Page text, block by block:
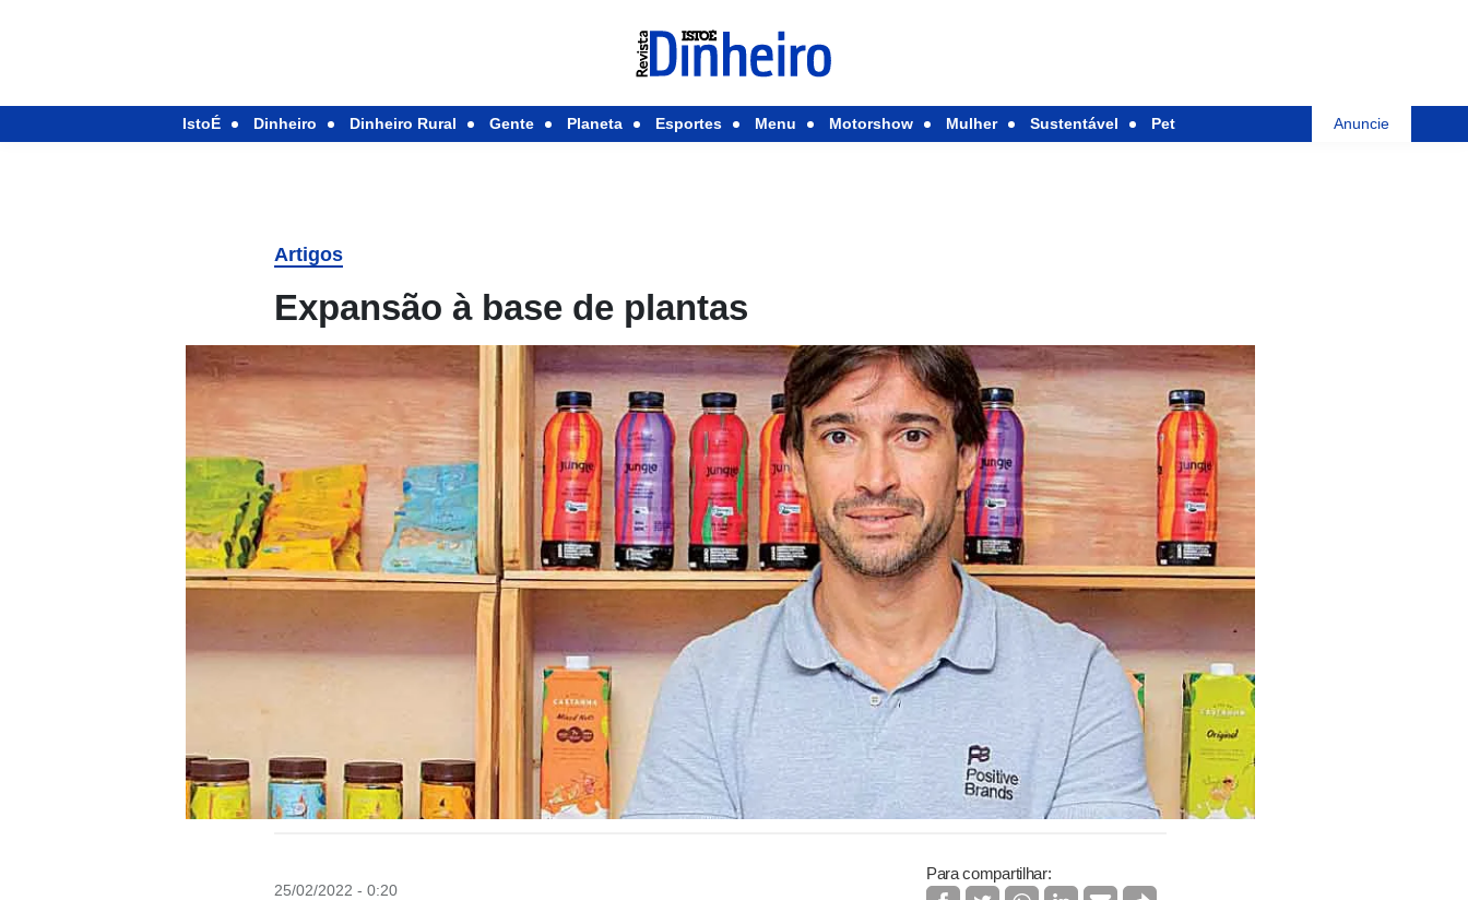
IstoÉ Dinheiro Dinheiro Rural Gente Planeta Esportes Menu Motorshow Mulher Sustentável Pet Anuncie
Artigos
Expansão à base de plantas
25/02/2022 - 0:20
Para compartilhar: